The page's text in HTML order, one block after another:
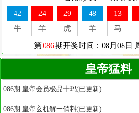
皇帝猛料
086期:皇帝会员极品十玛(已更新)
086期:皇帝玄机解一俏料(已更新)